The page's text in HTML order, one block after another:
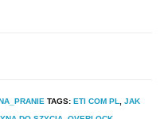
TAGS: ETI COM PL
JAK